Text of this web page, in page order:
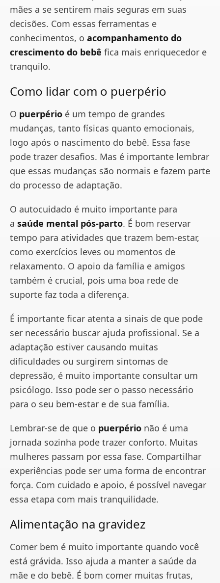
mães a se sentirem mais seguras em suas
decisões. Com essas ferramentas e
conhecimentos, o acompanhamento do
crescimento do bebê fica mais enriquecedor e
tranquilo.
Como lidar com o puerpério
O puerpério é um tempo de grandes
mudanças, tanto físicas quanto emocionais,
logo após o nascimento do bebê. Essa fase
pode trazer desafios. Mas é importante lembrar
que essas mudanças são normais e fazem parte
do processo de adaptação.
O autocuidado é muito importante para
a saúde mental pós-parto. É bom reservar
tempo para atividades que trazem bem-estar,
como exercícios leves ou momentos de
relaxamento. O apoio da família e amigos
também é crucial, pois uma boa rede de
suporte faz toda a diferença.
É importante ficar atenta a sinais de que pode
ser necessário buscar ajuda profissional. Se a
adaptação estiver causando muitas
dificuldades ou surgirem sintomas de
depressão, é muito importante consultar um
psicólogo. Isso pode ser o passo necessário
para o seu bem-estar e de sua família.
Lembrar-se de que o puerpério não é uma
jornada sozinha pode trazer conforto. Muitas
mulheres passam por essa fase. Compartilhar
experiências pode ser uma forma de encontrar
força. Com cuidado e apoio, é possível navegar
essa etapa com mais tranquilidade.
Alimentação na gravidez
Comer bem é muito importante quando você
está grávida. Isso ajuda a manter a saúde da
mãe e do bebê. É bom comer muitas frutas,